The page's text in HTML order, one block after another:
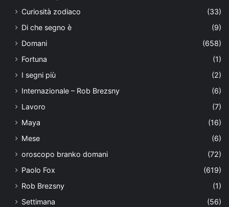
Curiosità zodiaco
(33)
Di che segno è
(9)
Domani
(658)
Fortuna
(1)
I segni più
(2)
Internazionale – Rob Brezsny
(6)
Lavoro
(7)
Maya
(16)
Mese
(6)
oroscopo branko domani
(72)
Paolo Fox
(619)
Rob Brezsny
(1)
Settimana
(56)